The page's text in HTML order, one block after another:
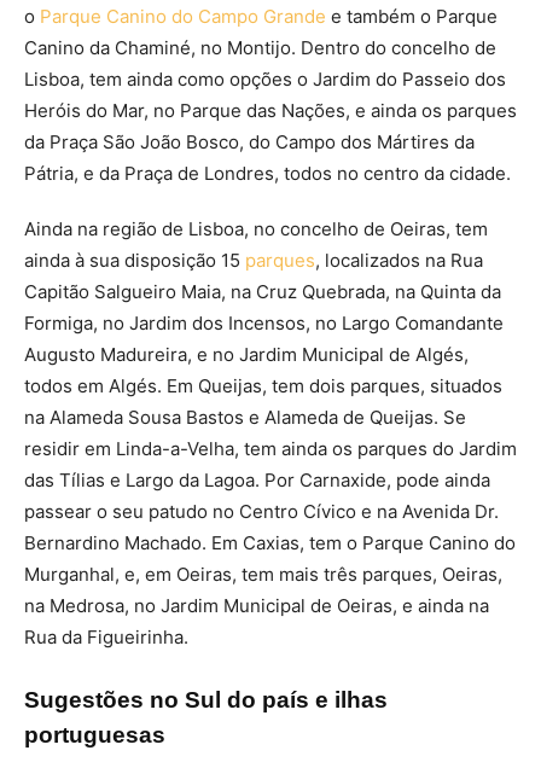
o Parque Canino do Campo Grande e também o Parque
Canino da Chaminé, no Montijo. Dentro do concelho de
Lisboa, tem ainda como opções o Jardim do Passeio dos
Heróis do Mar, no Parque das Nações, e ainda os parques
da Praça São João Bosco, do Campo dos Mártires da
Pátria, e da Praça de Londres, todos no centro da cidade.
Ainda na região de Lisboa, no concelho de Oeiras, tem
ainda à sua disposição 15 parques, localizados na Rua
Capitão Salgueiro Maia, na Cruz Quebrada, na Quinta da
Formiga, no Jardim dos Incensos, no Largo Comandante
Augusto Madureira, e no Jardim Municipal de Algés,
todos em Algés. Em Queijas, tem dois parques, situados
na Alameda Sousa Bastos e Alameda de Queijas. Se
residir em Linda-a-Velha, tem ainda os parques do Jardim
das Tílias e Largo da Lagoa. Por Carnaxide, pode ainda
passear o seu patudo no Centro Cívico e na Avenida Dr.
Bernardino Machado. Em Caxias, tem o Parque Canino do
Murganhal, e, em Oeiras, tem mais três parques, Oeiras,
na Medrosa, no Jardim Municipal de Oeiras, e ainda na
Rua da Figueirinha.
Sugestões no Sul do país e ilhas
portuguesas